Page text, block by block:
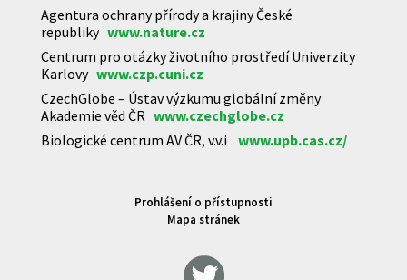
Agentura ochrany přírody a krajiny České
republiky www.nature.cz
Centrum pro otázky životního prostředí Univerzity
Karlovy www.czp.cuni.cz
CzechGlobe – Ústav výzkumu globální změny
Akademie věd ČR www.czechglobe.cz
Biologické centrum AV ČR, v.v.i www.upb.cas.cz/
Prohlášení o přístupnosti
Mapa stránek